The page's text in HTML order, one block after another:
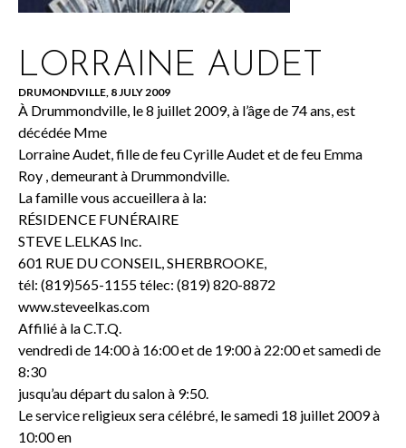
LORRAINE AUDET
DRUMONDVILLE, 8 JULY 2009
À Drummondville, le 8 juillet 2009, à l’âge de 74 ans, est
décédée Mme
Lorraine Audet, fille de feu Cyrille Audet et de feu Emma
Roy , demeurant à Drummondville.
La famille vous accueillera à la:
RÉSIDENCE FUNÉRAIRE
STEVE L.ELKAS Inc.
601 RUE DU CONSEIL, SHERBROOKE,
tél: (819)565-1155 télec: (819) 820-8872
www.steveelkas.com
Affilié à la C.T.Q.
vendredi de 14:00 à 16:00 et de 19:00 à 22:00 et samedi de
8:30
jusqu’au départ du salon à 9:50.
Le service religieux sera célébré, le samedi 18 juillet 2009 à
10:00 en